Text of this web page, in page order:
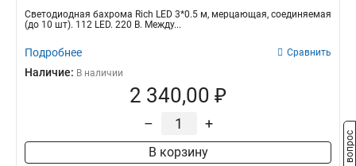
Светодиодная бахрома Rich LED 3*0.5 м, мерцающая, соединяемая
(до 10 шт). 112 LED. 220 В. Между...
Подробнее Сравнить
Наличие: В наличии
2 340,00 ₽
– +
В корзину